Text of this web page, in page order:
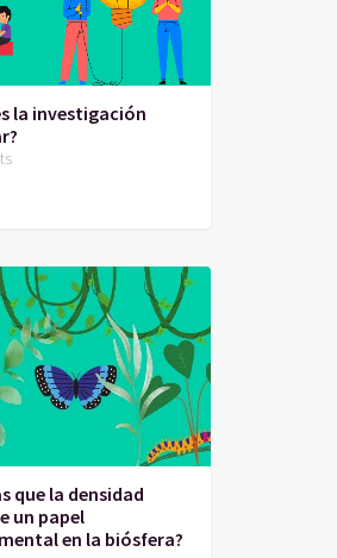
la investigación
que la densidad
un papel
en la biósfera?